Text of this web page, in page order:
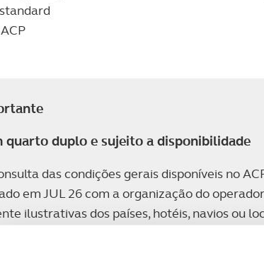
quarto duplo e sujeito a disponibilidade
das condições gerais disponíveis no
em JUL 26 com a organização do
ilustrativas dos países, hotéis, navios ou
nas tarifas dinâmicas mais baixas,